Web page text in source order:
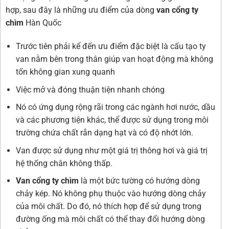
hợp, sau đây là những ưu điểm của dòng van cổng ty
chìm Hàn Quốc
Trước tiên phải kể đến ưu điểm đặc biệt là cấu tạo ty
van nằm bên trong thân giúp van hoạt động mà không
tốn không gian xung quanh
Việc mở và đóng thuận tiện nhanh chóng
Nó có ứng dụng rộng rãi trong các ngành hơi nước, dầu
và các phương tiện khác, thể được sử dụng trong môi
trường chứa chất rắn dạng hạt và có độ nhớt lớn.
Van được sử dụng như một giá trị thông hơi và giá trị
hệ thống chân không thấp.
Van cổng ty chìm là một bức tường có hướng dòng
chảy kép. Nó không phụ thuộc vào hướng dòng chảy
của môi chất. Do đó, nó thích hợp để sử dụng trong
đường ống mà môi chất có thể thay đổi hướng dòng